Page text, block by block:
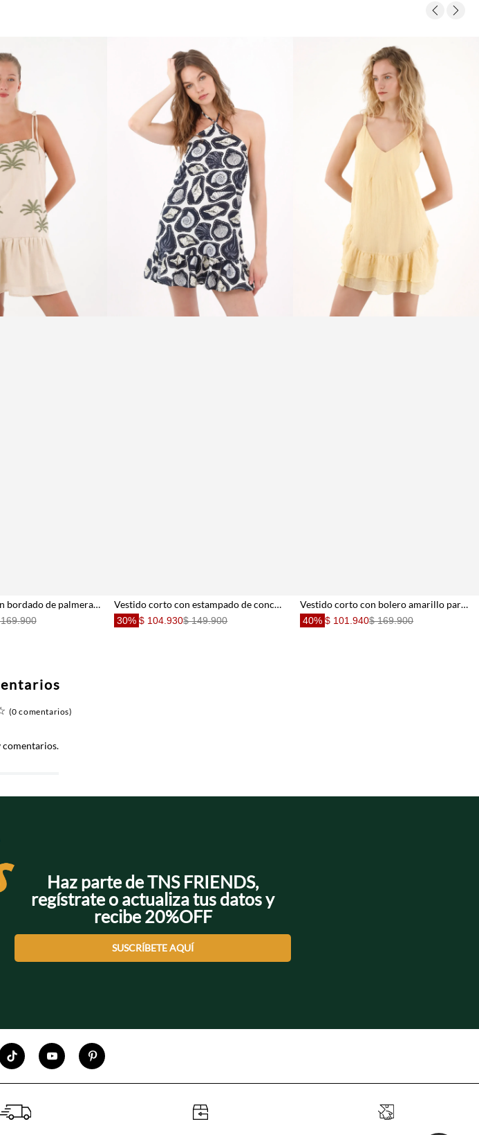
Vestido corto con bordado de palmeras para mujer Vestido corto con estampado de conchas en algodón azul marino para mujer
30% $ 104.930$ 149.900
Vestido corto con bolero amarillo para mujer
40% $ 101.940$ 169.900
(0 comentarios)
comentarios.
Haz parte de TNS FRIENDS,
regístrate o actualiza tus datos y
recibe 20%OFF
SUSCRÍBETE AQUÍ